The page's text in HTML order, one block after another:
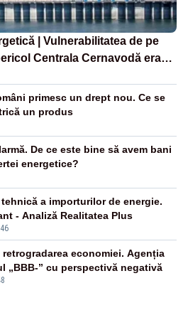
| Vulnerabilitatea de pe
Centrala Cernavodă era
lui Ceaușescu
primesc un drept nou. Ce se
un produs
De ce este bine să avem bani
energetice?
a importurilor de energie.
- Analiză Realitatea Plus
retrogradarea economiei. Agenția
„BBB-” cu perspectivă negativă